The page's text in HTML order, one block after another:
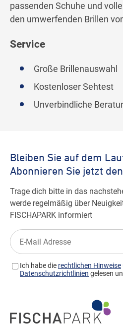
passenden Schuhe und
den umwerfenden Brillen
Service
Große Brillenauswahl
Kostenloser Sehtest
Unverbindliche